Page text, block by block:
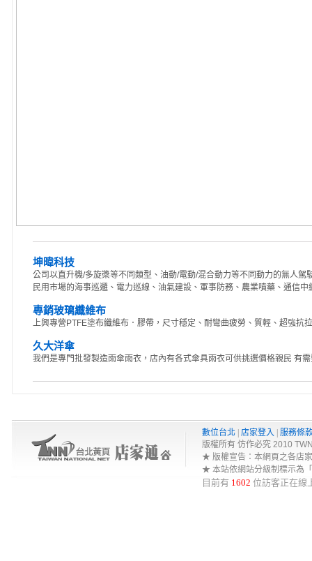
坤暐科技
公司以直升機/多旋槳等不同類型、油動/電動/混合動力等不同動力的無人
民用市場的海事巡邏、電力巡線、油氣建設、軍事防務、農業噴藥、通信
專銷玻璃纖維布
上興專營PTFE塗布纖維布．膠帶，尺寸穩定、耐彎曲疲勞、質輕、超強抗
久大洋傘
我們是專門批發製造雨傘雨衣，店內有各式傘具雨衣可供挑選價格親民 有
數位台北 店家登入
服務條
版權所有 仿作必究 2010
★ 版權宣告：本網頁之各店
★ 本站依網站分級制標示為
目前有 1602 位訪客正在線